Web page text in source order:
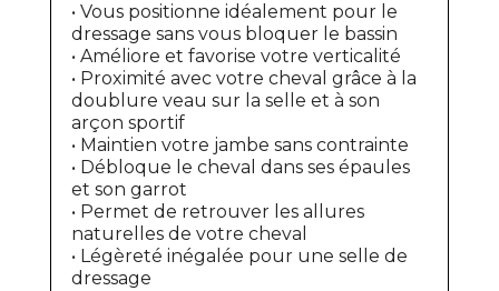
• Vous positionne idéalement pour le
dressage sans vous bloquer le bassin
• Améliore et favorise votre verticalité
• Proximité avec votre cheval grâce à la
doublure veau sur la selle et à son
arçon sportif
• Maintien votre jambe sans contrainte
• Débloque le cheval dans ses épaules
et son garrot
• Permet de retrouver les allures
naturelles de votre cheval
• Légèreté inégalée pour une selle de
dressage